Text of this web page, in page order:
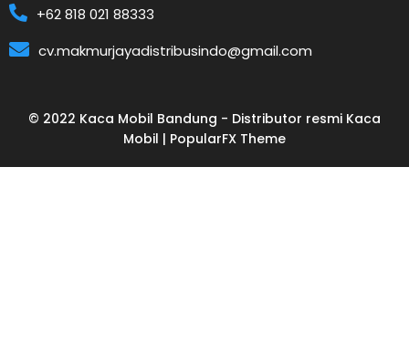
+62 818 021 88333
cv.makmurjayadistribusindo@gmail.com
© 2022 Kaca Mobil Bandung - Distributor resmi Kaca
Mobil | PopularFX Theme